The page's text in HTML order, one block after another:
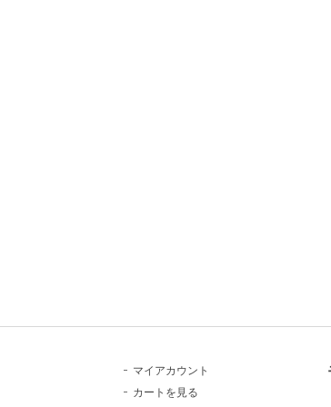
マイアカウント
カートを見る